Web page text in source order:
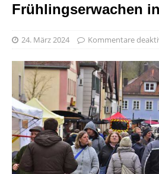
Frühlingserwachen
24. März 2024 Kommentare